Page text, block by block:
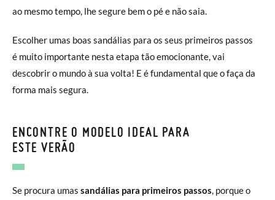
ao mesmo tempo, lhe segure bem o pé e não saia.
Escolher umas boas sandálias para os seus primeiros passos
é muito importante nesta etapa tão emocionante, vai
descobrir o mundo à sua volta! E é fundamental que o faça da
forma mais segura.
ENCONTRE O MODELO IDEAL PARA
ESTE VERÃO
Se procura umas sandálias para primeiros passos, porque o